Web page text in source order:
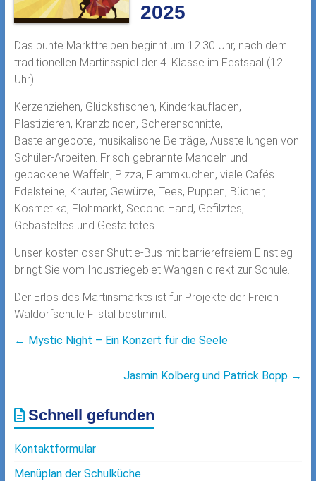
2025
Das bunte Markttreiben beginnt um 12.30 Uhr, nach dem
traditionellen Martinsspiel der 4. Klasse im Festsaal (12
Uhr).
Kerzenziehen, Glücksfischen, Kinderkaufladen,
Plastizieren, Kranzbinden, Scherenschnitte,
Bastelangebote, musikalische Beiträge, Ausstellungen von
Schüler-Arbeiten. Frisch gebrannte Mandeln und
gebackene Waffeln, Pizza, Flammkuchen, viele Cafés…
Edelsteine, Kräuter, Gewürze, Tees, Puppen, Bücher,
Kosmetika, Flohmarkt, Second Hand, Gefilztes,
Gebasteltes und Gestaltetes…
Unser kostenloser Shuttle-Bus mit barrierefreiem Einstieg
bringt Sie vom Industriegebiet Wangen direkt zur Schule.
Der Erlös des Martinsmarkts ist für Projekte der Freien
Waldorfschule Filstal bestimmt.
← Mystic Night – Ein Konzert für die Seele
Jasmin Kolberg und Patrick Bopp →
Schnell gefunden
Kontaktformular
Menüplan der Schulküche